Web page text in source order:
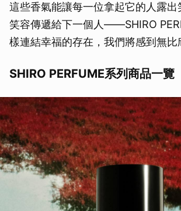
這些香氣能讓每一位拿起它的人露
笑容傳遞給下一個人――SHIRO
樣連結幸福的存在，我們將感到無比
SHIRO PERFUME系列商品一覽